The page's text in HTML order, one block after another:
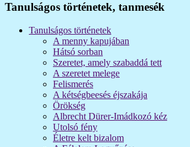
Tanulságos történetek, tanmesék
Tanulságos történetek
A menny kapujában
Hátsó sorban
Szeretet, amely szabaddá tett
A szeretet melege
Felismerés
A kétségbeesés éjszakája
Örökség
Albrecht Dürer-Imádkozó kéz
Utolsó fény
Életre kelt bizalom